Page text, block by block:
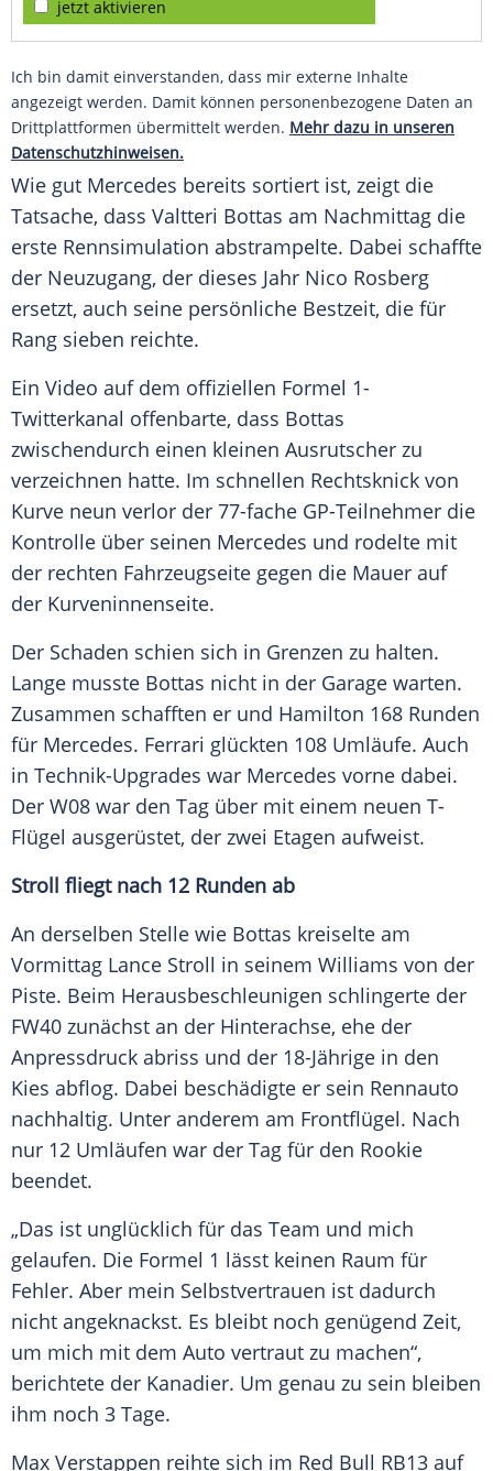
jetzt aktivieren
Ich bin damit einverstanden, dass mir externe Inhalte
angezeigt werden. Damit können personenbezogene Daten an
Drittplattformen übermittelt werden. Mehr dazu in unseren
Datenschutzhinweisen.
Wie gut Mercedes bereits sortiert ist, zeigt die
Tatsache, dass Valtteri Bottas am Nachmittag die
erste Rennsimulation abstrampelte. Dabei schaffte
der Neuzugang, der dieses Jahr Nico Rosberg
ersetzt, auch seine persönliche Bestzeit, die für
Rang sieben reichte.
Ein Video auf dem offiziellen Formel 1-
Twitterkanal offenbarte, dass Bottas
zwischendurch einen kleinen Ausrutscher zu
verzeichnen hatte. Im schnellen Rechtsknick von
Kurve neun verlor der 77-fache GP-Teilnehmer die
Kontrolle über seinen Mercedes und rodelte mit
der rechten Fahrzeugseite gegen die Mauer auf
der Kurveninnenseite.
Der Schaden schien sich in Grenzen zu halten.
Lange musste Bottas nicht in der Garage warten.
Zusammen schafften er und Hamilton 168 Runden
für Mercedes. Ferrari glückten 108 Umläufe. Auch
in Technik-Upgrades war Mercedes vorne dabei.
Der W08 war den Tag über mit einem neuen T-
Flügel ausgerüstet, der zwei Etagen aufweist.
Stroll fliegt nach 12 Runden ab
An derselben Stelle wie Bottas kreiselte am
Vormittag Lance Stroll in seinem Williams von der
Piste. Beim Herausbeschleunigen schlingerte der
FW40 zunächst an der Hinterachse, ehe der
Anpressdruck abriss und der 18-Jährige in den
Kies abflog. Dabei beschädigte er sein Rennauto
nachhaltig. Unter anderem am Frontflügel. Nach
nur 12 Umläufen war der Tag für den Rookie
beendet.
„Das ist unglücklich für das Team und mich
gelaufen. Die Formel 1 lässt keinen Raum für
Fehler. Aber mein Selbstvertrauen ist dadurch
nicht angeknackst. Es bleibt noch genügend Zeit,
um mich mit dem Auto vertraut zu machen“,
berichtete der Kanadier. Um genau zu sein bleiben
ihm noch 3 Tage.
Max Verstappen reihte sich im Red Bull RB13 auf